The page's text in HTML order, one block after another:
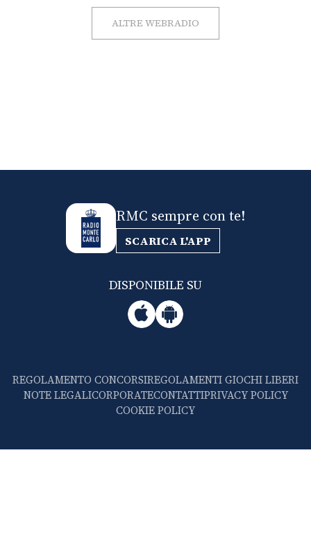
ALTRE WEBRADIO
RMC sempre con te!
SCARICA L'APP
DISPONIBILE SU
REGOLAMENTO CONCORSIREGOLAMENTI GIOCHI LIBERI
NOTE LEGALICORPORATECONTATTIPRIVACY POLICY
COOKIE POLICY